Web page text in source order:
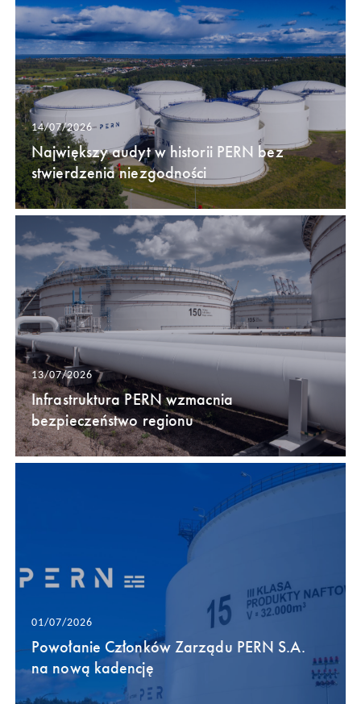
14/07/2026
Największy audyt w historii PERN bez
stwierdzenia niezgodności
13/07/2026
Infrastruktura PERN wzmacnia
bezpieczeństwo regionu
01/07/2026
Powołanie Członków Zarządu PERN S.A.
na nową kadencję